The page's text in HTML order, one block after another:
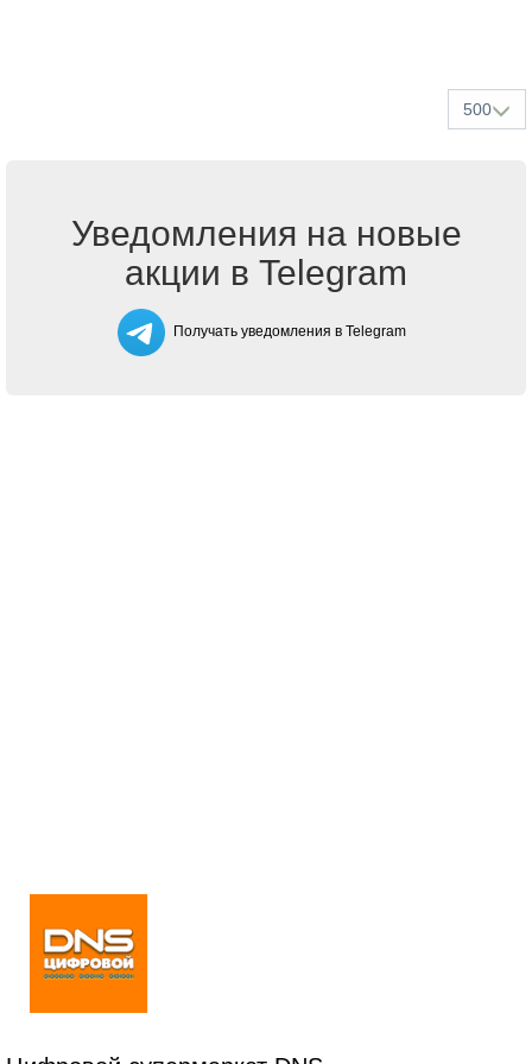
500
Уведомления на новые
акции в Telegram
Получать уведомления в Telegram